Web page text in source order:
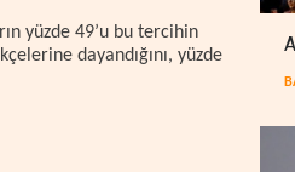
yüzde 49’u bu tercihin
dayandığını, yüzde